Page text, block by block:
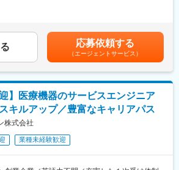
には定評があります。
の定める業務
移管品の製造プロセス立ち上げ主導
導入、ライン／レイアウト設計の企画・実行
安全・環境基準およびQMS対応の推進
、生産技術エンジニアや品質・製造・サプライ
が在籍し、プロジェクトごとにクロスファンク
を組成します。入社後は経験に応じたテーマを
やシニアエンジニアからのサポートを受けなが
案件をリードしていただきます。日本語を軸に
ルや会議などで英語に触れ、段階的にスキルア
表記です。
応募依頼する
（エージェントサービス）
】医療機器のサービスエンジニア
キルアップ／豊富なキャリアパス
株式会社
業種未経験歓迎